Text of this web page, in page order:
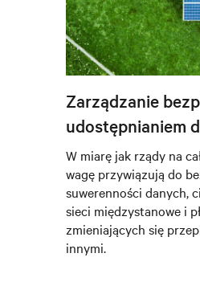
Zarządzanie
udostępnianiem
W miarę jak rządy na
wagę przywiązują do
suwerenności danych,
sieci międzystanowe i
zmieniających się
innymi.